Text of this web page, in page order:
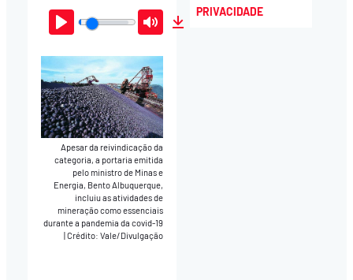
Play Mute
Apesar da reivindicação da
categoria, a portaria emitida
pelo ministro de Minas e
Energia, Bento Albuquerque,
incluiu as atividades de
mineração como essenciais
durante a pandemia da covid-19
|Crédito: Vale/Divulgação
PRIVACIDADE